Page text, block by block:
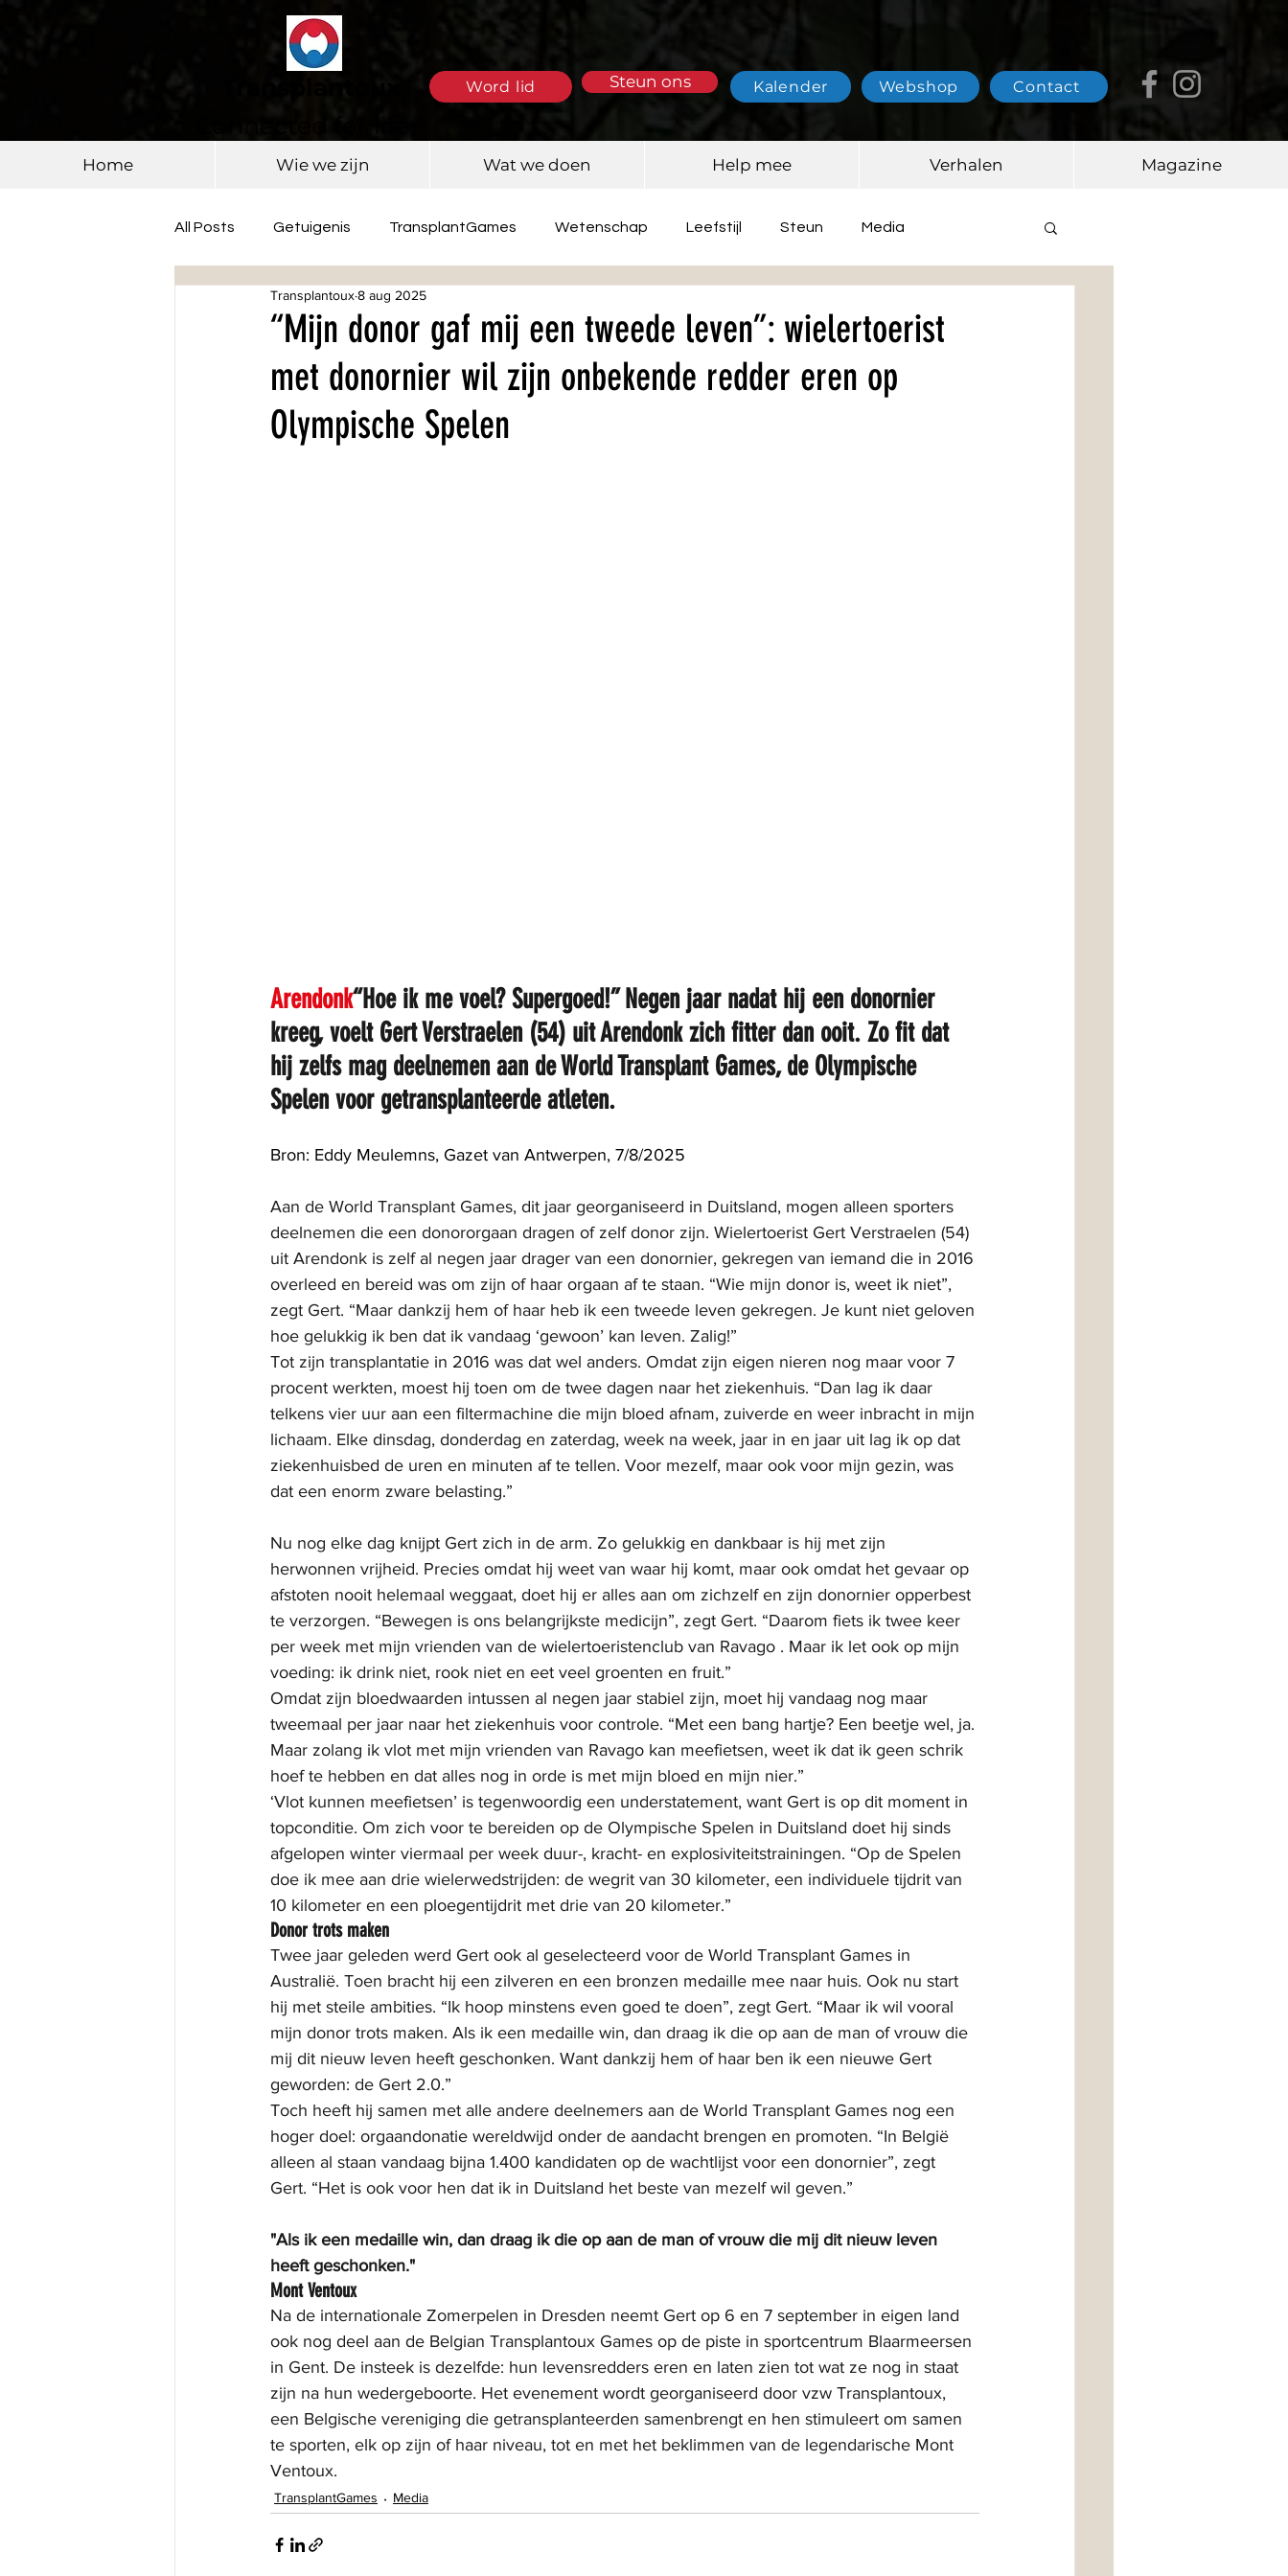
Word lid Steun ons Kalender Webshop Contact
Home Wie we zijn Wat we doen Help mee Verhalen Magazine
All Posts Getuigenis TransplantGames Wetenschap Leefstijl Steun Media
“Mijn donor gaf mij een tweede leven”: wielertoerist
met donornier wil zijn onbekende redder eren op
Olympische Spelen
Transplantoux8 aug 2025
Arendonk“Hoe ik me voel? Supergoed!” Negen jaar nadat hij een donornier
kreeg, voelt Gert Verstraelen (54) uit Arendonk zich fitter dan ooit. Zo fit dat
hij zelfs mag deelnemen aan de World Transplant Games, de Olympische
Spelen voor getransplanteerde atleten.
Bron: Eddy Meulemns, Gazet van Antwerpen, 7/8/2025
Aan de World Transplant Games, dit jaar georganiseerd in Duitsland, mogen alleen sporters
deelnemen die een donororgaan dragen of zelf donor zijn. Wielertoerist Gert Verstraelen (54)
uit Arendonk is zelf al negen jaar drager van een donornier, gekregen van iemand die in 2016
overleed en bereid was om zijn of haar orgaan af te staan. “Wie mijn donor is, weet ik niet”,
zegt Gert. “Maar dankzij hem of haar heb ik een tweede leven gekregen. Je kunt niet geloven
hoe gelukkig ik ben dat ik vandaag ‘gewoon’ kan leven. Zalig!”
Tot zijn transplantatie in 2016 was dat wel anders. Omdat zijn eigen nieren nog maar voor 7
procent werkten, moest hij toen om de twee dagen naar het ziekenhuis. “Dan lag ik daar
telkens vier uur aan een filtermachine die mijn bloed afnam, zuiverde en weer inbracht in mijn
lichaam. Elke dinsdag, donderdag en zaterdag, week na week, jaar in en jaar uit lag ik op dat
ziekenhuisbed de uren en minuten af te tellen. Voor mezelf, maar ook voor mijn gezin, was
dat een enorm zware belasting.”
Nu nog elke dag knijpt Gert zich in de arm. Zo gelukkig en dankbaar is hij met zijn
herwonnen vrijheid. Precies omdat hij weet van waar hij komt, maar ook omdat het gevaar op
afstoten nooit helemaal weggaat, doet hij er alles aan om zichzelf en zijn donornier opperbest
te verzorgen. “Bewegen is ons belangrijkste medicijn”, zegt Gert. “Daarom fiets ik twee keer
per week met mijn vrienden van de wielertoeristenclub van Ravago . Maar ik let ook op mijn
voeding: ik drink niet, rook niet en eet veel groenten en fruit.”
Omdat zijn bloedwaarden intussen al negen jaar stabiel zijn, moet hij vandaag nog maar
tweemaal per jaar naar het ziekenhuis voor controle. “Met een bang hartje? Een beetje wel, ja.
Maar zolang ik vlot met mijn vrienden van Ravago kan meefietsen, weet ik dat ik geen schrik
hoef te hebben en dat alles nog in orde is met mijn bloed en mijn nier.”
‘Vlot kunnen meefietsen’ is tegenwoordig een understatement, want Gert is op dit moment in
topconditie. Om zich voor te bereiden op de Olympische Spelen in Duitsland doet hij sinds
afgelopen winter viermaal per week duur-, kracht- en explosiviteitstrainingen. “Op de Spelen
doe ik mee aan drie wielerwedstrijden: de wegrit van 30 kilometer, een individuele tijdrit van
10 kilometer en een ploegentijdrit met drie van 20 kilometer.”
Donor trots maken
Twee jaar geleden werd Gert ook al geselecteerd voor de World Transplant Games in
Australië. Toen bracht hij een zilveren en een bronzen medaille mee naar huis. Ook nu start
hij met steile ambities. “Ik hoop minstens even goed te doen”, zegt Gert. “Maar ik wil vooral
mijn donor trots maken. Als ik een medaille win, dan draag ik die op aan de man of vrouw die
mij dit nieuw leven heeft geschonken. Want dankzij hem of haar ben ik een nieuwe Gert
geworden: de Gert 2.0.”
Toch heeft hij samen met alle andere deelnemers aan de World Transplant Games nog een
hoger doel: orgaandonatie wereldwijd onder de aandacht brengen en promoten. “In België
alleen al staan vandaag bijna 1.400 kandidaten op de wachtlijst voor een donornier”, zegt
Gert. “Het is ook voor hen dat ik in Duitsland het beste van mezelf wil geven.”
"Als ik een medaille win, dan draag ik die op aan de man of vrouw die mij dit nieuw leven
heeft geschonken."
Mont Ventoux
Na de internationale Zomerpelen in Dresden neemt Gert op 6 en 7 september in eigen land
ook nog deel aan de Belgian Transplantoux Games op de piste in sportcentrum Blaarmeersen
in Gent. De insteek is dezelfde: hun levensredders eren en laten zien tot wat ze nog in staat
zijn na hun wedergeboorte. Het evenement wordt georganiseerd door vzw Transplantoux,
een Belgische vereniging die getransplanteerden samenbrengt en hen stimuleert om samen
te sporten, elk op zijn of haar niveau, tot en met het beklimmen van de legendarische Mont
Ventoux.
TransplantGames Media